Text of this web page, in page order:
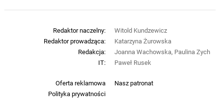
Oferta reklamowa
Nasz patronat
Polityka prywatności
Redaktor naczelny:
Witold Kundzewicz
Redaktor prowadząca:
Katarzyna Żurowska
Redakcja:
Joanna Wachowska, Paulina Zych
IT:
Paweł Rusek